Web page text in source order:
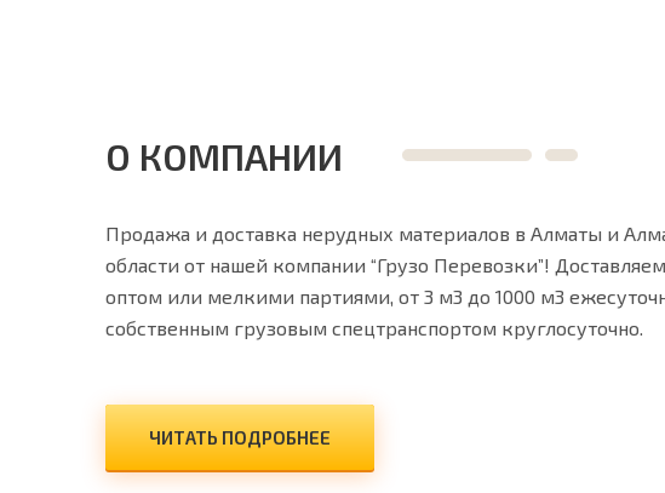
О КОМПАНИИ
Продажа и доставка нерудных материалов в Алматы и
области от нашей компании “Грузо Перевозки”!
оптом или мелкими партиями, от 3 м3 до 1000 м3
собственным грузовым спецтранспортом круглосуточно.
ЧИТАТЬ ПОДРОБНЕЕ